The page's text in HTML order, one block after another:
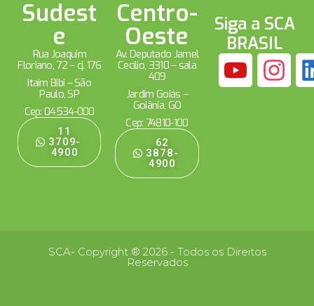
Sudest
e
Rua Joaquim
Floriano, 72 – cj. 176
Itaim Bibi – São
Paulo, SP
Cep: 04534-000
11
3709-
4900
Centro-
Oeste
Av. Deputado Jamel
Cecílio, 3310 – sala
409
Jardim Goiás –
Goiânia, GO
Cep: 74810-100
62
3878-
4900
Siga a SCA
BRASIL
SCA- Copyright ® 2026 - Todos os Direitos
Reservados